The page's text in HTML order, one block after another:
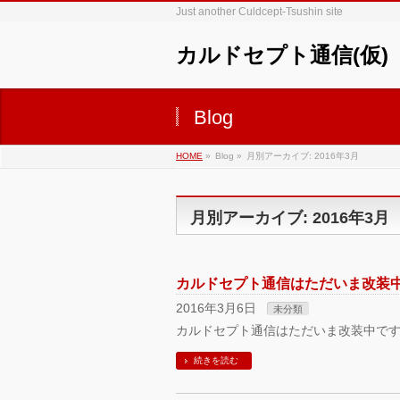
Just another Culdcept-Tsushin site
カルドセプト通信(仮)
Blog
HOME » Blog » 月別アーカイブ: 2016年3月
月別アーカイブ: 2016年3月
カルドセプト通信はただいま改装
2016年3月6日 未分類
カルドセプト通信はただいま改装中で
続きを読む